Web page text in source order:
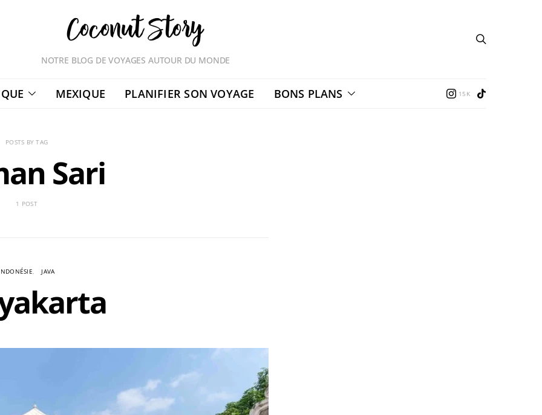
NOTRE BLOG DE VOYAGES AUTOUR DU MONDE
MEXIQUE PLANIFIER SON VOYAGE BONS PLANS 15K
POSTS BY TAG
Sari
1 POST
JAVA